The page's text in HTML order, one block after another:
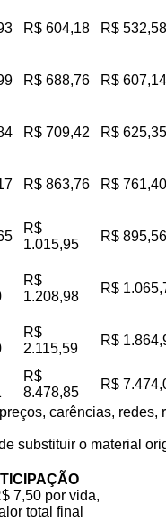
R$ 604,18 R$ 532,58
R$ 688,76 R$ 607,14
R$ 709,42 R$ 625,35
R$ 863,76 R$ 761,40
R$
1.015,95
R$ 895,56
R$
1.208,98
R$
R$
2.115,59
R$
R$
8.478,85
R$
carências,
substituir o material
7,50 por vida,
total final